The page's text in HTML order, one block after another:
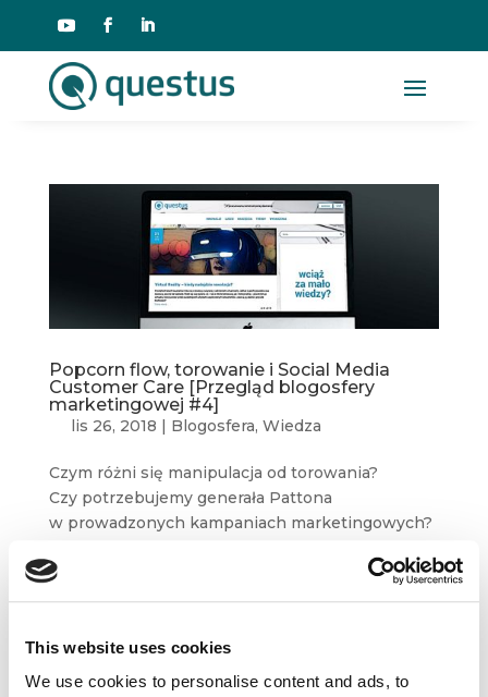
This website uses cookies
We use cookies to personalise content and ads, to
Popcorn flow, torowanie i Social Media
Customer Care [Przegląd blogosfery
marketingowej #4]
lis 26, 2018 | Blogosfera, Wiedza
Czym różni się manipulacja od torowania?
Czy potrzebujemy generała Pattona
w prowadzonych kampaniach marketingowych?
działania? Odpowiedzi na te i wiele innych
marketingowych i biznesowych pytań